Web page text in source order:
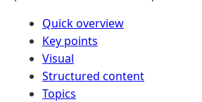
Quick overview
Key points
Visual
Structured content
Topics